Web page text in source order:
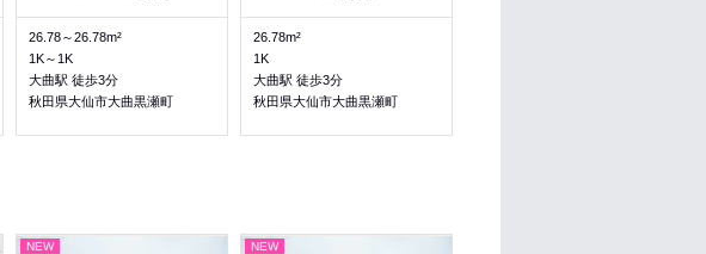
26.78～26.78m²
1K～1K
大曲駅 徒歩3分
秋田県大仙市大曲黒瀬町
26.78m²
1K
大曲駅 徒歩3分
秋田県大仙市大曲黒瀬町
NEW NEW